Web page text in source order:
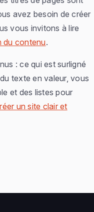
avez besoin de créer
vous invitons à lire
du contenu.
: ce qui est surligné
texte en valeur, vous
et des listes pour
un site clair et